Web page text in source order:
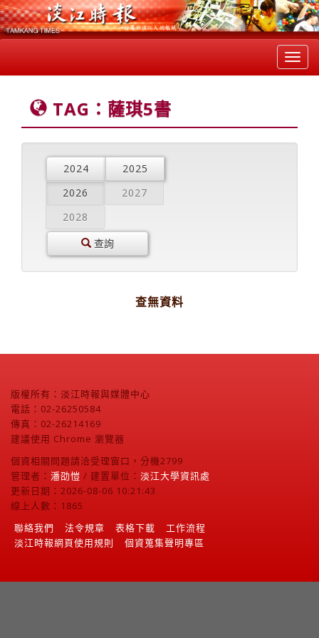
TAG：薩琪5書
2024
2025
2026
2027
2028
查詢
查無資料
版權所有：淡江時報與媒體中心
電話：02-26250584
傳真：02-26214169
建議使用 Chrome 瀏覽器
個資相關問題請洽受理窗口，分機2799
管理者： 潘劭愷 / 建置單位： 淡江大學資訊處
更新日期：2026-08-06 10:21:43
線上人數：1865
聯絡我們
法令規章 表格下載
工作流程
淡江時報網頁使用規則
個資蒐集聲明專區